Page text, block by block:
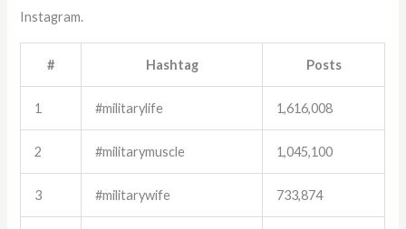
Instagram.
# Hashtag Posts
1 #militarylife 1,616,008
2 #militarymuscle 1,045,100
3 #militarywife 733,874